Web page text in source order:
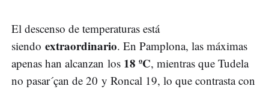
El descenso de temperaturas está
siendo extraordinario. En Pamplona, las máximas
apenas han alcanzan los 18 ºC, mientras que Tudela
no pasar´çan de 20 y Roncal 19, lo que contrasta con